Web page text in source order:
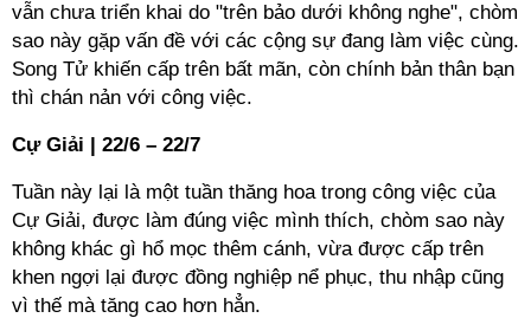
vẫn chưa triển khai do "trên bảo dưới không nghe", chòm
sao này gặp vấn đề với các cộng sự đang làm việc cùng.
Song Tử khiến cấp trên bất mãn, còn chính bản thân bạn
thì chán nản với công việc.
Cự Giải | 22/6 – 22/7
Tuần này lại là một tuần thăng hoa trong công việc của
Cự Giải, được làm đúng việc mình thích, chòm sao này
không khác gì hổ mọc thêm cánh, vừa được cấp trên
khen ngợi lại được đồng nghiệp nể phục, thu nhập cũng
vì thế mà tăng cao hơn hẳn.